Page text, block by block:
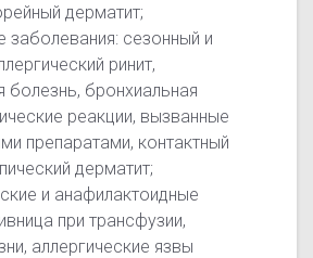
дерматит;
заболевания: сезонный и
ринит,
болезнь, бронхиальная
реакции, вызванные
препаратами, контактный
дерматит;
и анафилактоидные
при трансфузии,
аллергические язвы